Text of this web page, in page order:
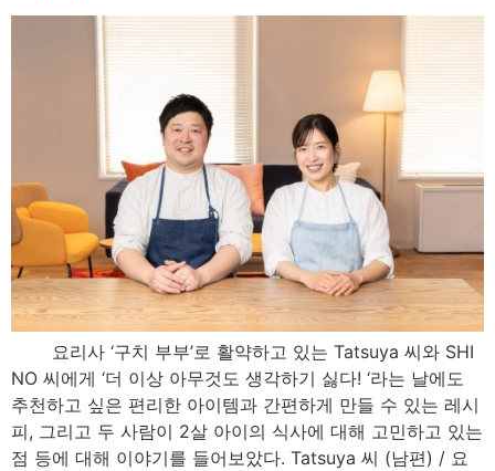
요리사 ‘구치 부부’로 활약하고 있는 Tatsuya 씨와 SHI
NO 씨에게 ‘더 이상 아무것도 생각하기 싫다! ‘라는 날에도
추천하고 싶은 편리한 아이템과 간편하게 만들 수 있는 레시
피, 그리고 두 사람이 2살 아이의 식사에 대해 고민하고 있는
점 등에 대해 이야기를 들어보았다. Tatsuya 씨 (남편) / 요